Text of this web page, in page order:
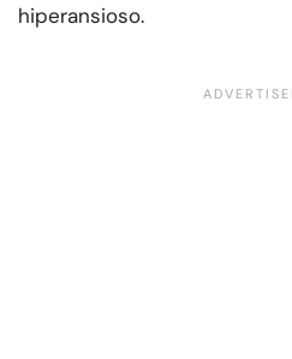
hiperansioso.